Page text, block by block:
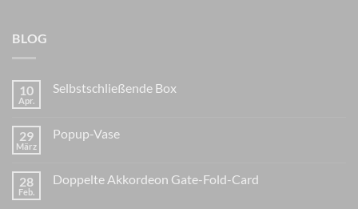
BLOG
10
Apr.
Selbstschließende Box
29
März
Popup-Vase
28
Feb.
Doppelte Akkordeon Gate-Fold-Card